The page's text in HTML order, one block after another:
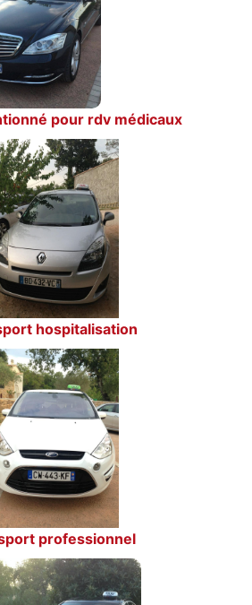
pour rdv médicaux
hospitalisation
professionnel